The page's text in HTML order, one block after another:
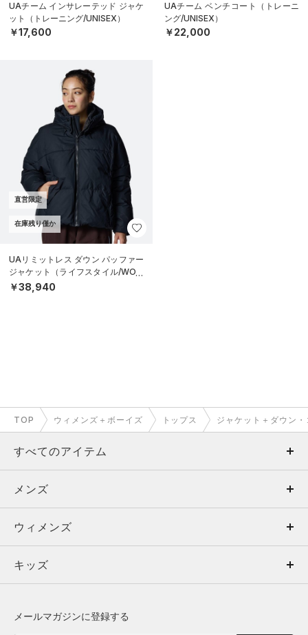
UAチーム インサレーテッド ジャケ
ット（トレーニング/UNISEX）
￥17,600
UAチーム ベンチコート（トレーニ
ング/UNISEX）
￥22,000
直営限定
在庫残り僅か
UAリミットレス ダウン パッファー
ジャケット（ライフスタイル/WOM
EN）
￥38,940
TOP ウィメンズ＋ボーイズ トップス ジャケット＋ダウン
すべてのアイテム
メンズ
ウィメンズ
キッズ
メンズ
トップス
ボトムス
ウィメンズ
トップス
キッズ
メールマガジンに登録する